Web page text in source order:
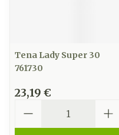
Tena Lady Super 30
761730
23,19 €